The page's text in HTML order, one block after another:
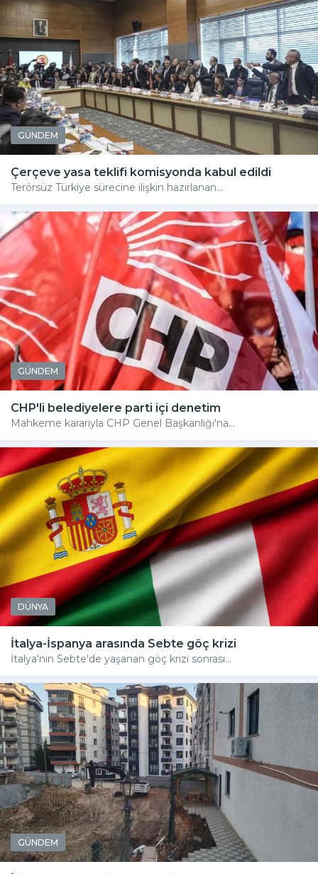
GÜNDEM
Çerçeve yasa teklifi komisyonda kabul edildi
Terörsüz Türkiye sürecine ilişkin hazırlanan...
GÜNDEM
CHP'li belediyelere parti içi denetim
Mahkeme kararıyla CHP Genel Başkanlığı'na...
DÜNYA
İtalya-İspanya arasında Sebte göç krizi
İtalya'nın Sebte'de yaşanan göç krizi sonrası...
GÜNDEM